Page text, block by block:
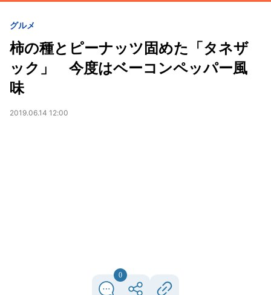
グルメ
柿の種とピーナッツ固めた「タネザ
ック」 今度はベーコンペッパー風
味
2019.06.14 12:00
0